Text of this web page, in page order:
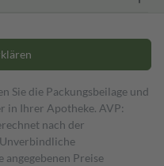
Sie die Packungsbeilage und
in Ihrer Apotheke. AVP:
nach der
Preise